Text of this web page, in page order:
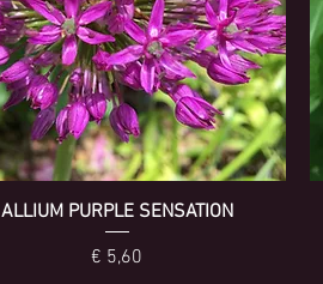
ALLIUM PURPLE SENSATION
Prijs
€ 5,60